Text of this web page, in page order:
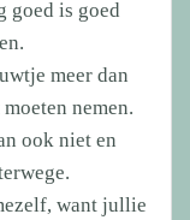
goed is goed
meer dan
nemen.
ook niet en
want jullie